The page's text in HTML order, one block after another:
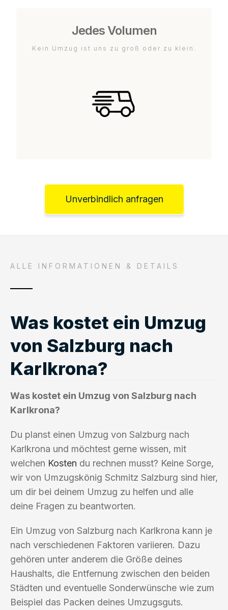
Jedes Volumen
Kein Umzug ist uns zu groß oder zu klein.
Unverbindlich anfragen
ALLE INFORMATIONEN & DETAILS
Was kostet ein Umzug
von Salzburg nach
Karlkrona?
Was kostet ein Umzug von Salzburg nach
Karlkrona?
Du planst einen Umzug von Salzburg nach
Karlkrona und möchtest gerne wissen, mit
welchen Kosten du rechnen musst? Keine Sorge,
wir von Umzugskönig Schmitz Salzburg sind hier,
um dir bei deinem Umzug zu helfen und alle
deine Fragen zu beantworten.
Ein Umzug von Salzburg nach Karlkrona kann je
nach verschiedenen Faktoren variieren. Dazu
gehören unter anderem die Größe deines
Haushalts, die Entfernung zwischen den beiden
Städten und eventuelle Sonderwünsche wie zum
Beispiel das Packen deines Umzugsguts.